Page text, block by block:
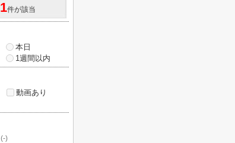
1件が該当
本日
1週間以内
動画あり
(-)